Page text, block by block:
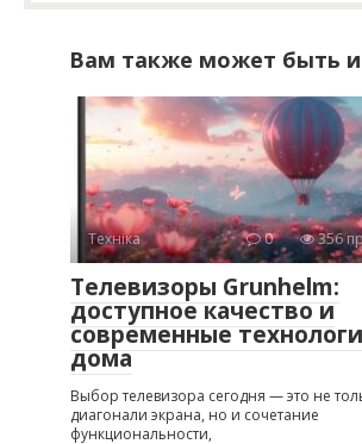
Вам также может быть
Техніка 0 356
Телевизоры Grunhelm:
доступное качество и
современные
дома
Выбор телевизора сегодня — это не
диагонали экрана, но и сочетание
функциональности,